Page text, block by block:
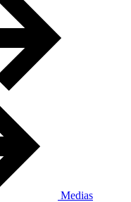
Medias